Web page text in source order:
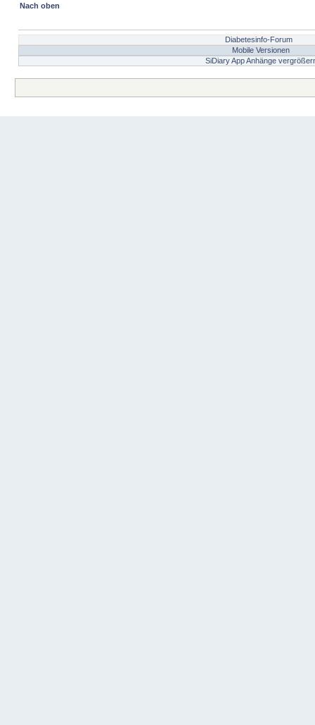
Nach oben
Diabetesinfo-Forum
Mobile Versionen
SiDiary App Anhänge